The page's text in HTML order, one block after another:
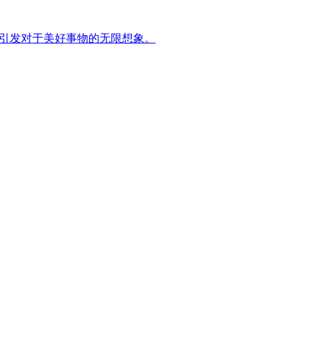
发对于美好事物的无限想象。